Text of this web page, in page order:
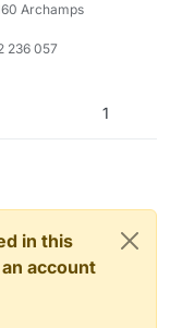
Archamps
236 057
1
in this
account